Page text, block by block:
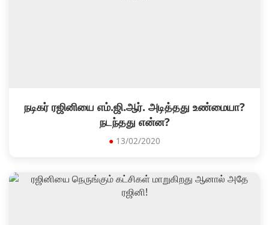
நடிகர் ரஜினியை எம்.ஜி.ஆர். அடித்தது உண்மையா?
நடந்தது என்ன?
● 13/02/2020